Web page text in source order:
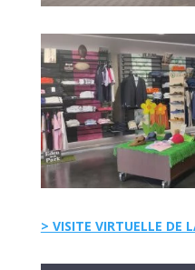
> VISITE VIRTUELLE DE